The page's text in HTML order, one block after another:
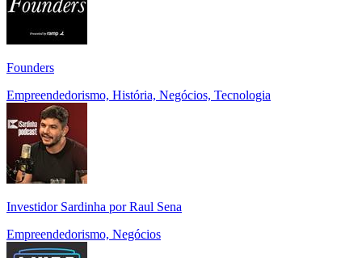
Founders
Empreendedorismo, História, Negócios, Tecnologia
Investidor Sardinha por Raul Sena
Empreendedorismo, Negócios